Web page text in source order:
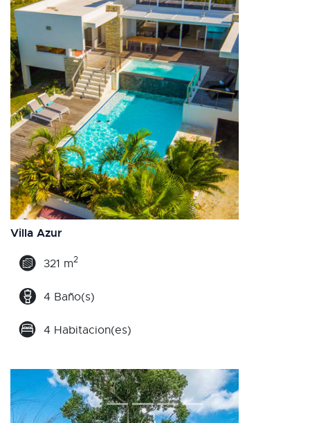
Villa Azur
321 m2
4 Baño(s)
4 Habitacion(es)